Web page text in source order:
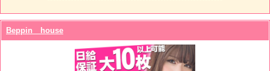
Beppin house